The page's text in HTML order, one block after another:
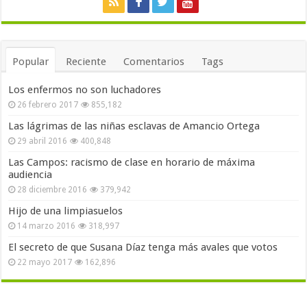
Popular Reciente Comentarios Tags
Los enfermos no son luchadores
26 febrero 2017 855,182
Las lágrimas de las niñas esclavas de Amancio Ortega
29 abril 2016 400,848
Las Campos: racismo de clase en horario de máxima
audiencia
28 diciembre 2016 379,942
Hijo de una limpiasuelos
14 marzo 2016 318,997
El secreto de que Susana Díaz tenga más avales que votos
22 mayo 2017 162,896